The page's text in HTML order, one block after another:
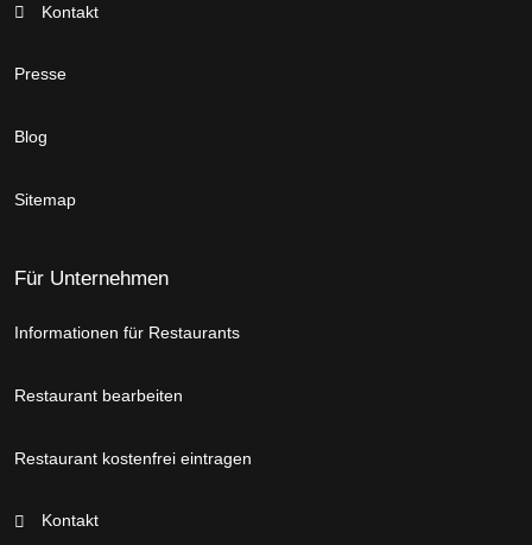
Kontakt
Presse
Blog
Sitemap
Für Unternehmen
Informationen für Restaurants
Restaurant bearbeiten
Restaurant kostenfrei eintragen
Kontakt